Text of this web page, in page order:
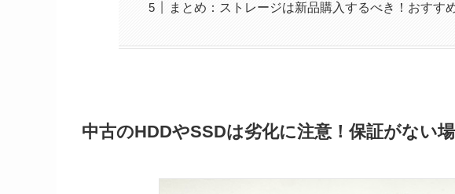
まとめ：ストレージは新品購入するべき！おすす
中古のHDDやSSDは劣化に注意！保証がない